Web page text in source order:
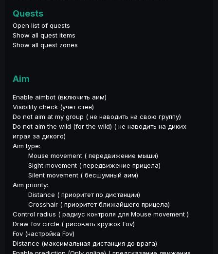
Quests
Open list of quests
Show all quest items
Show all quest zones
Aim
Enable aimbot (включить аим)
Visibility check (учет стен)
Do not aim at my group ( не наводить на свою группу)
Do not aim the wild (for the wild) ( не наводить на диких
играя за дикого)
Aim type:
Mouse movement ( передвижение мыши)
Sight movement ( передвижение прицела)
Silent movement ( бесшумный аим)
Aim priority:
Distance ( приоритет по дистанции)
Crosshair ( приоритет ближайшего прицела)
Control radius ( радиус контроля для Mouse movement )
Draw fov circle ( рисовать кружок Fov)
Fov (настройка Fov)
Distance (максимальная дистанция до врага)